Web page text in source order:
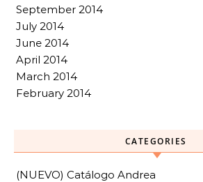
September 2014
July 2014
June 2014
April 2014
March 2014
February 2014
CATEGORIES
(NUEVO) Catálogo Andrea